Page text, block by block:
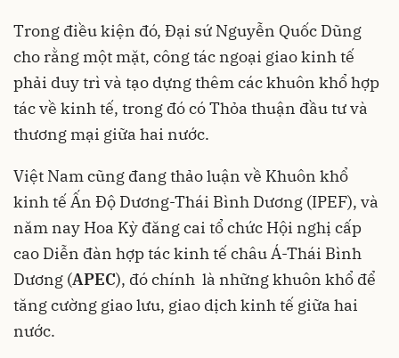
Trong điều kiện đó, Đại sứ Nguyễn Quốc Dũng
cho rằng một mặt, công tác ngoại giao kinh tế
phải duy trì và tạo dựng thêm các khuôn khổ hợp
tác về kinh tế, trong đó có Thỏa thuận đầu tư và
thương mại giữa hai nước.
Việt Nam cũng đang thảo luận về Khuôn khổ
kinh tế Ấn Độ Dương-Thái Bình Dương (IPEF), và
năm nay Hoa Kỳ đăng cai tổ chức Hội nghị cấp
cao Diễn đàn hợp tác kinh tế châu Á-Thái Bình
Dương (APEC), đó chính là những khuôn khổ để
tăng cường giao lưu, giao dịch kinh tế giữa hai
nước.